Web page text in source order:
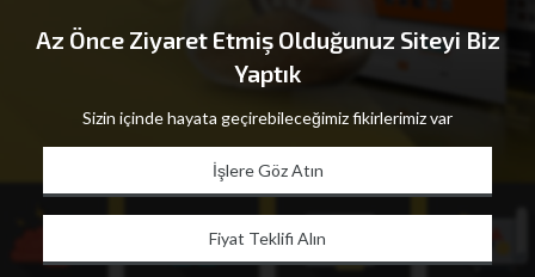
Az Önce Ziyaret Etmiş Olduğunuz Siteyi Biz
Yaptık
Sizin içinde hayata geçirebileceğimiz fikirlerimiz var
İşlere Göz Atın
Fiyat Teklifi Alın